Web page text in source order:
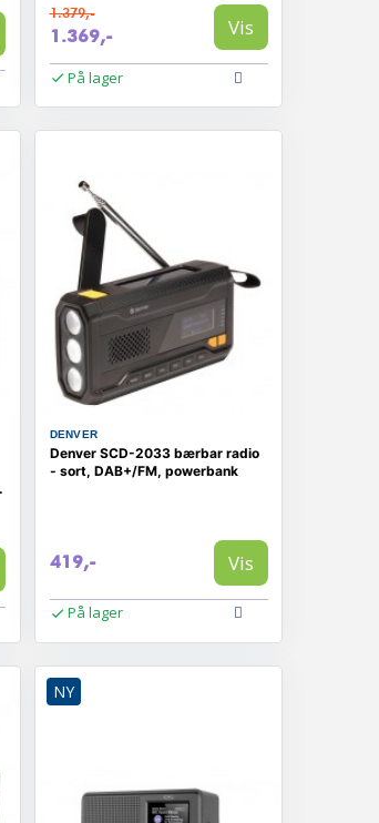
1.379,-
1.369,- Vis
På lager
DENVER
Denver SCD-2033 bærbar radio
- sort, DAB+/FM, powerbank
419,- Vis
På lager
NY